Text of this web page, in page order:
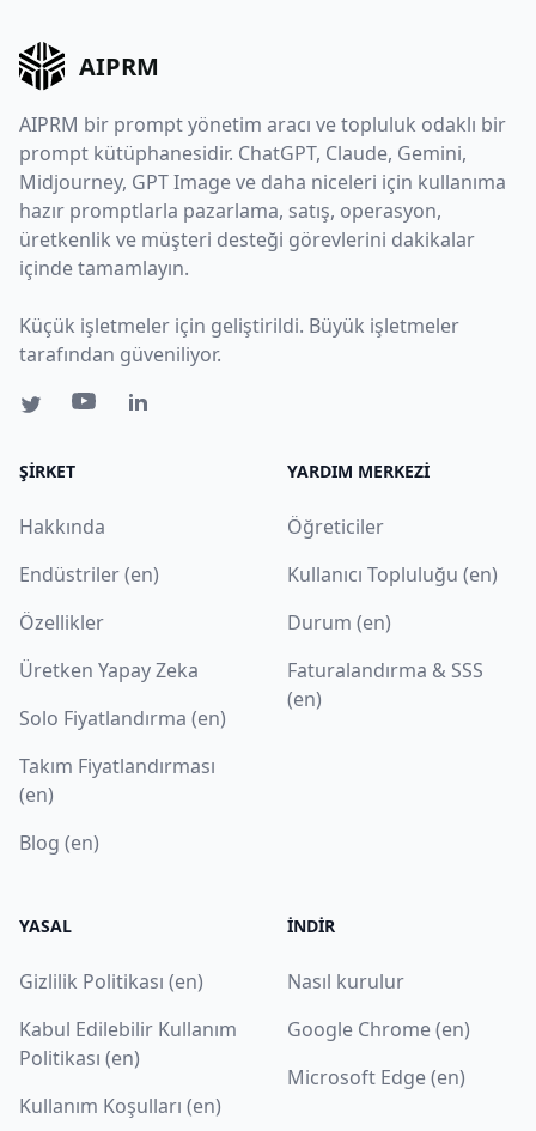
AIPRM
AIPRM bir prompt yönetim aracı ve topluluk odaklı bir
prompt kütüphanesidir. ChatGPT, Claude, Gemini,
Midjourney, GPT Image ve daha niceleri için kullanıma
hazır promptlarla pazarlama, satış, operasyon,
üretkenlik ve müşteri desteği görevlerini dakikalar
içinde tamamlayın.
Küçük işletmeler için geliştirildi. Büyük işletmeler
tarafından güveniliyor.
ŞIRKET
Hakkında
Endüstriler (en)
Özellikler
Üretken Yapay Zeka
Solo Fiyatlandırma (en)
Takım Fiyatlandırması
(en)
Blog (en)
YARDIM MERKEZI
Öğreticiler
Kullanıcı Topluluğu (en)
Durum (en)
Faturalandırma & SSS
(en)
YASAL
Gizlilik Politikası (en)
Kabul Edilebilir Kullanım
Politikası (en)
Kullanım Koşulları (en)
İNDIR
Nasıl kurulur
Google Chrome (en)
Microsoft Edge (en)